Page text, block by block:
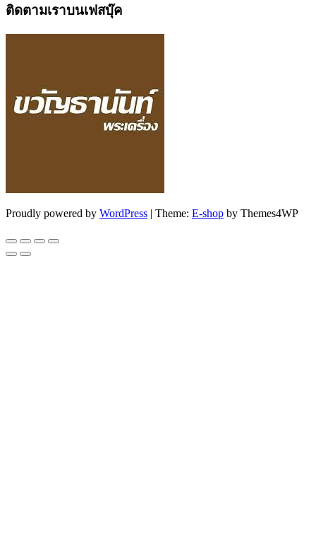
ติดตามเราบนเฟสบุ๊ค
Proudly powered by WordPress | Theme: E-shop by Themes4WP